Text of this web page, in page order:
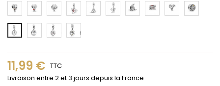
10
13 14
11,99 € TTC
Livraison entre 2 et 3 jours depuis la France